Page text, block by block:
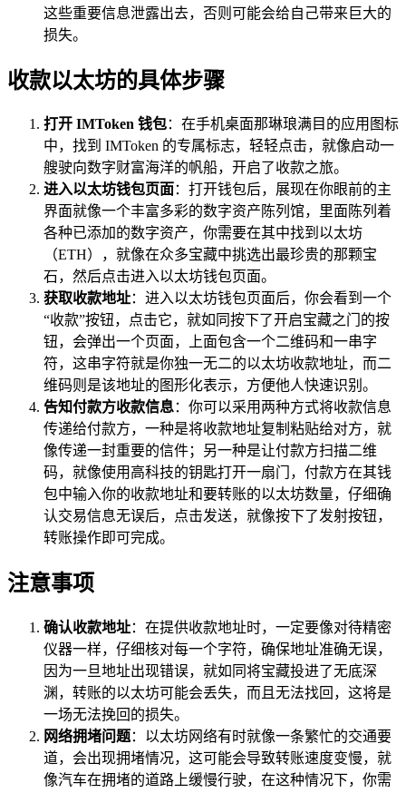
这些重要信息泄露出去，否则可能会给自己带来巨大的
损失。
收款以太坊的具体步骤
打开 IMToken 钱包：在手机桌面那琳琅满目的应用图标
中，找到 IMToken 的专属标志，轻轻点击，就像启动一
艘驶向数字财富海洋的帆船，开启了收款之旅。
进入以太坊钱包页面：打开钱包后，展现在你眼前的主
界面就像一个丰富多彩的数字资产陈列馆，里面陈列着
各种已添加的数字资产，你需要在其中找到以太坊
（ETH），就像在众多宝藏中挑选出最珍贵的那颗宝
石，然后点击进入以太坊钱包页面。
获取收款地址：进入以太坊钱包页面后，你会看到一个
“收款”按钮，点击它，就如同按下了开启宝藏之门的按
钮，会弹出一个页面，上面包含一个二维码和一串字
符，这串字符就是你独一无二的以太坊收款地址，而二
维码则是该地址的图形化表示，方便他人快速识别。
告知付款方收款信息：你可以采用两种方式将收款信息
传递给付款方，一种是将收款地址复制粘贴给对方，就
像传递一封重要的信件；另一种是让付款方扫描二维
码，就像使用高科技的钥匙打开一扇门，付款方在其钱
包中输入你的收款地址和要转账的以太坊数量，仔细确
认交易信息无误后，点击发送，就像按下了发射按钮，
转账操作即可完成。
注意事项
确认收款地址：在提供收款地址时，一定要像对待精密
仪器一样，仔细核对每一个字符，确保地址准确无误，
因为一旦地址出现错误，就如同将宝藏投进了无底深
渊，转账的以太坊可能会丢失，而且无法找回，这将是
一场无法挽回的损失。
网络拥堵问题：以太坊网络有时就像一条繁忙的交通要
道，会出现拥堵情况，这可能会导致转账速度变慢，就
像汽车在拥堵的道路上缓慢行驶，在这种情况下，你需